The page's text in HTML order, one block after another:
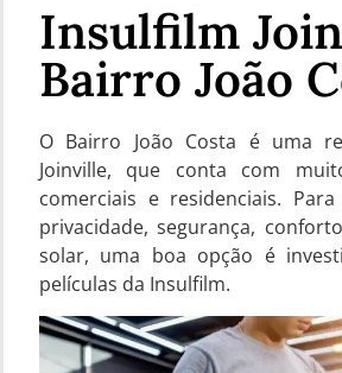
Insulfilm
Bairro João
O Bairro João Costa é uma
Joinville, que conta com
comerciais e residenciais.
privacidade, segurança,
solar, uma boa opção é
películas da Insulfilm.